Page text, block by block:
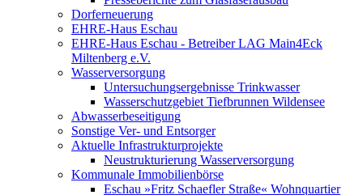
Dorferneuerung
EHRE-Haus Eschau
EHRE-Haus Eschau - Betreiber LAG Main4Eck
Miltenberg e.V.
Wasserversorgung
Untersuchungsergebnisse Trinkwasser
Wasserschutzgebiet Tiefbrunnen Wildensee
Abwasserbeseitigung
Sonstige Ver- und Entsorger
Aktuelle Infrastrukturprojekte
Neustrukturierung Wasserversorgung
Kommunale Immobilienbörse
Eschau »Fritz Schaefler Straße« Wohnquartier